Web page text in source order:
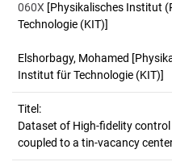
060X [Physikalisches Institut
Technologie (KIT)]
Elshorbagy, Mohamed
Institut für Technologie (KIT)]
Titel:
Dataset of High-fidelity
coupled to a tin-vacancy